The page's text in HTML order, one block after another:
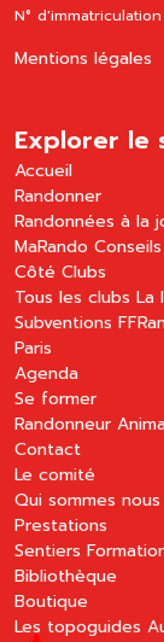
N°
Mentions légales
Explorer le
Accueil
Randonner
Randonnées à la
MaRando
Côté Clubs
Tous les clubs La
Subventions
Paris
Agenda
Se former
Randonneur
Contact
Le comité
Qui sommes
Prestations
Sentiers
Bibliothèque
Boutique
Les topoguides